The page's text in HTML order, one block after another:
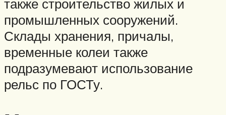
также строительство жилых и
промышленных сооружений.
Склады хранения, причалы,
временные колеи также
подразумевают использование
рельс по ГОСТу.